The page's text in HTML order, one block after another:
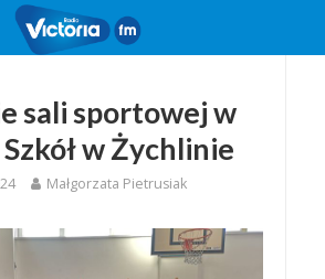
sali sportowej w
w Żychlinie
Małgorzata Pietrusiak